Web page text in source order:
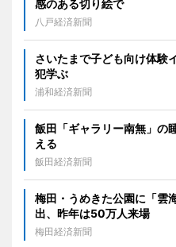
感のある切り絵で
八戸経済新聞
さいたまで子ども向け体
犯学ぶ
浦和経済新聞
飯田「ギャラリー南無」
える
飯田経済新聞
梅田・うめきた公園に「
出、昨年は50万人来場
梅田経済新聞